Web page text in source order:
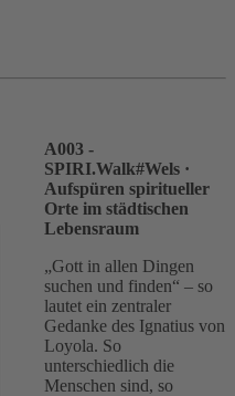
A003 -
SPIRI.Walk#Wels ·
Aufspüren spiritueller
Orte im städtischen
Lebensraum
„Gott in allen Dingen
suchen und finden“ – so
lautet ein zentraler
Gedanke des Ignatius von
Loyola. So
unterschiedlich die
Menschen sind, so